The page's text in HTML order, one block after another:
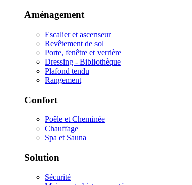
Aménagement
Escalier et ascenseur
Revêtement de sol
Porte, fenêtre et verrière
Dressing - Bibliothèque
Plafond tendu
Rangement
Confort
Poêle et Cheminée
Chauffage
Spa et Sauna
Solution
Sécurité